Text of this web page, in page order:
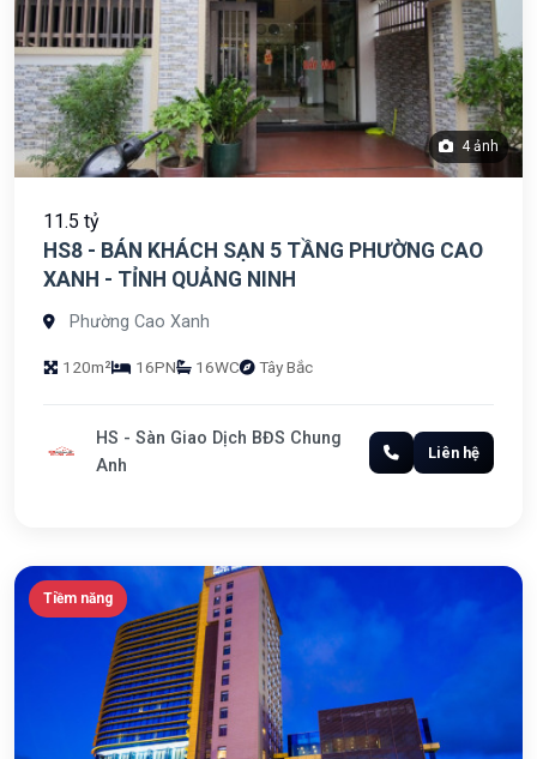
4 ảnh
11.5 tỷ
HS8 - BÁN KHÁCH SẠN 5 TẦNG PHƯỜNG CAO
XANH - TỈNH QUẢNG NINH
Phường Cao Xanh
120m² 16PN 16WC Tây Bắc
HS - Sàn Giao Dịch BĐS Chung
Anh
Liên hệ
Tiềm năng